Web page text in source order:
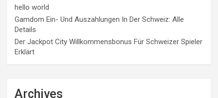
hello world
Gamdom Ein- Und Auszahlungen In Der Schweiz: Alle
Details
Der Jackpot City Willkommensbonus Für Schweizer Spieler
Erklärt
Archives